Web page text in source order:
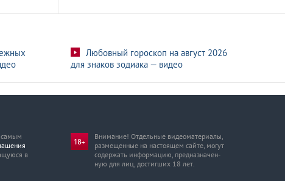
Любовный гороскоп на август 2026
для знаков зодиака — видео
самым
в
Внимание! Отдельные видеоматериалы,
размещенные на настоящем сайте, могут
содержать информацию, предназначен­
ную для лиц, достигших 18 лет.